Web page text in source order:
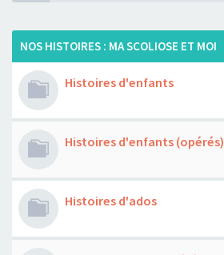
NOS HISTOIRES : MA SCOLIOSE ET MOI
Histoires d'enfants
Histoires d'enfants (opérés)
Histoires d'ados